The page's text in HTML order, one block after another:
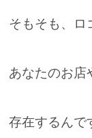
そもそも、ロ
あなたのお店
存在するんで